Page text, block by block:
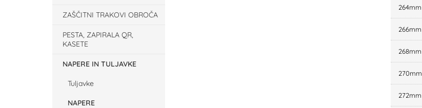
ZAŠČITNI TRAKOVI OBROČA
PESTA, ZAPIRALA QR,
KASETE
NAPERE IN TULJAVKE
Tuljavke
NAPERE
264mm
266mm
268mm
270mm
272mm